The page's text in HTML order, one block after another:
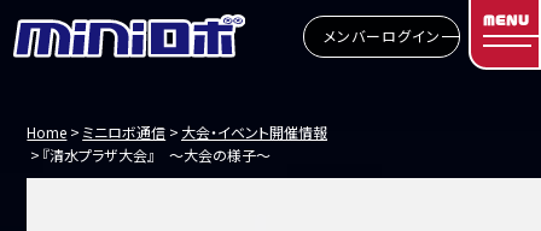
メンバーログイン
MENU
Home ミニロボ通信
大会・イベント開催情報
『清水プラザ大会』 ～大会の様子～